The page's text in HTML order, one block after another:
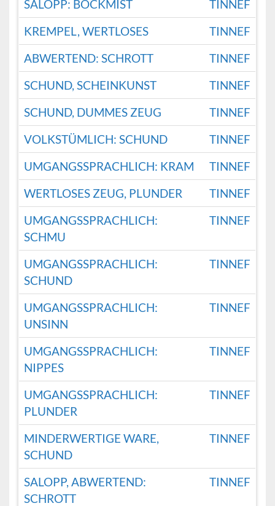
SALOPP: BOCKMIST
TINNEF
KREMPEL, WERTLOSES
TINNEF
ABWERTEND: SCHROTT
TINNEF
SCHUND, SCHEINKUNST
TINNEF
SCHUND, DUMMES ZEUG
TINNEF
VOLKSTÜMLICH: SCHUND
TINNEF
UMGANGSSPRACHLICH: KRAM
TINNEF
WERTLOSES ZEUG, PLUNDER
TINNEF
UMGANGSSPRACHLICH:
SCHMU
TINNEF
UMGANGSSPRACHLICH:
SCHUND
TINNEF
UMGANGSSPRACHLICH:
UNSINN
TINNEF
UMGANGSSPRACHLICH:
NIPPES
TINNEF
UMGANGSSPRACHLICH:
PLUNDER
TINNEF
MINDERWERTIGE WARE,
SCHUND
TINNEF
SALOPP, ABWERTEND:
SCHROTT
TINNEF